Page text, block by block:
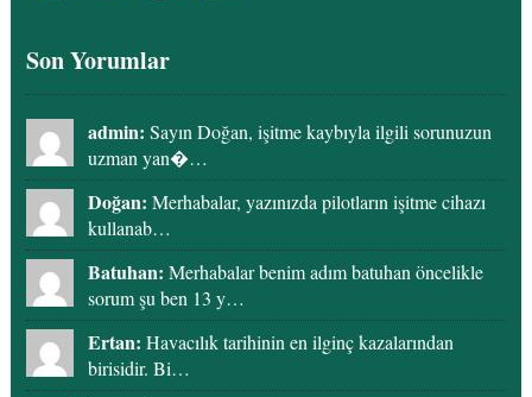
Son Yorumlar
admin: Sayın Doğan, işitme kaybıyla ilgili sorunuzun
uzman yan�…
Doğan: Merhabalar, yazınızda pilotların işitme cihazı
kullanab…
Batuhan: Merhabalar benim adım batuhan öncelikle
sorum şu ben 13 y…
Ertan: Havacılık tarihinin en ilginç kazalarından
birisidir. Bi…